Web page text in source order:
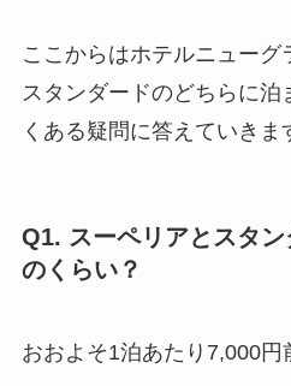
ここからはホテルニューグ
スタンダードのどちらに泊
くある疑問に答えていきま
Q1. スーペリアとスタ
のくらい？
おおよそ1泊あたり7,000円